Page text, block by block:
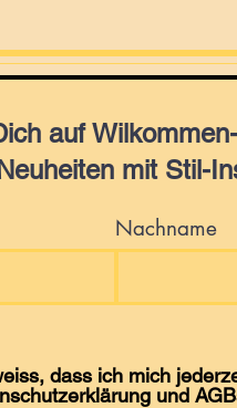
auf
mit Stil-
Nachname
dass ich mich
und